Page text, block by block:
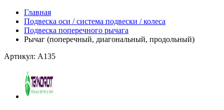
Главная
Подвеска оси / система подвески / колеса
Подвеска поперечного рычага
Рычаг (поперечный, диагональный, продольный)
Артикул: A135